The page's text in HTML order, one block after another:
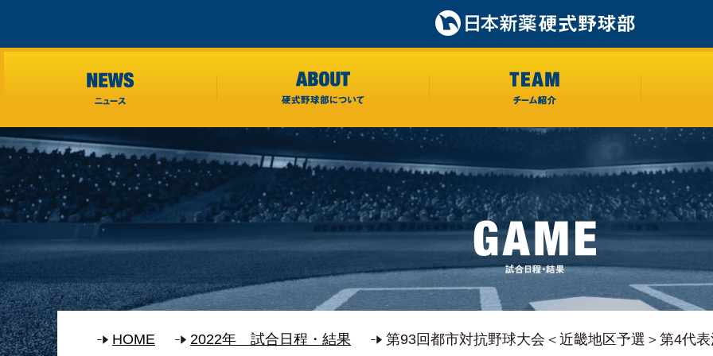
HOME 2022年 試合日程・結果 第93回都市対抗野球大会＜近畿地区予選＞第4代